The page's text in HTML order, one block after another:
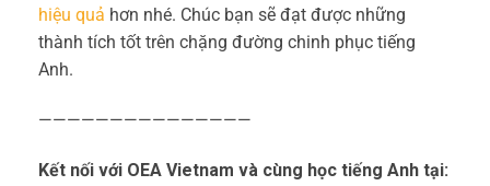
hiệu quả hơn nhé. Chúc bạn sẽ đạt được những
thành tích tốt trên chặng đường chinh phục tiếng
Anh.
———————————————
Kết nối với OEA Vietnam và cùng học tiếng Anh tại: